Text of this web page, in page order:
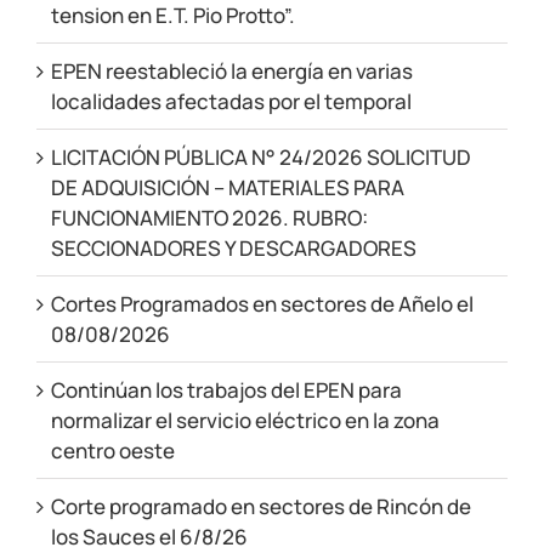
tension en E.T. Pio Protto”.
EPEN reestableció la energía en varias
localidades afectadas por el temporal
LICITACIÓN PÚBLICA N° 24/2026 SOLICITUD
DE ADQUISICIÓN – MATERIALES PARA
FUNCIONAMIENTO 2026. RUBRO:
SECCIONADORES Y DESCARGADORES
Cortes Programados en sectores de Añelo el
08/08/2026
Continúan los trabajos del EPEN para
normalizar el servicio eléctrico en la zona
centro oeste
Corte programado en sectores de Rincón de
los Sauces el 6/8/26